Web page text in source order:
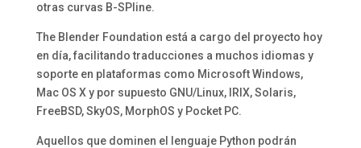
otras curvas B-SPline.
The Blender Foundation está a cargo del proyecto hoy
en día, facilitando traducciones a muchos idiomas y
soporte en plataformas como Microsoft Windows,
Mac OS X y por supuesto GNU/Linux, IRIX, Solaris,
FreeBSD, SkyOS, MorphOS y Pocket PC.
Aquellos que dominen el lenguaje Python podrán